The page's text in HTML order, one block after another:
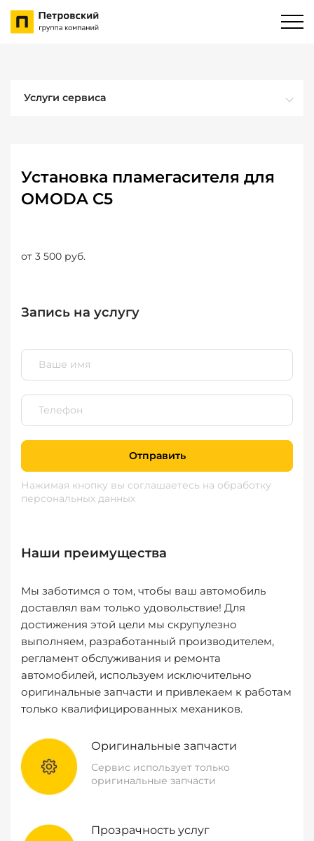
Услуги сервиса
Установка пламегасителя для
OMODA C5
от 3 500 руб.
Запись на услугу
Отправить
Нажимая кнопку вы соглашаетесь на обработку
персональных данных
Наши преимущества
Мы заботимся о том, чтобы ваш автомобиль
доставлял вам только удовольствие! Для
достижения этой цели мы скрупулезно
выполняем, разработанный производителем,
регламент обслуживания и ремонта
автомобилей, используем исключительно
оригинальные запчасти и привлекаем к работам
только квалифицированных механиков.
Оригинальные запчасти
Сервис использует только
оригинальные запчасти
Прозрачность услуг